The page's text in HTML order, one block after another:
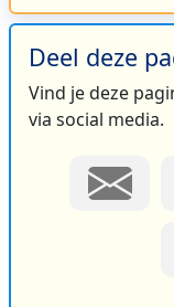
Deel deze
Vind je deze
via social media.